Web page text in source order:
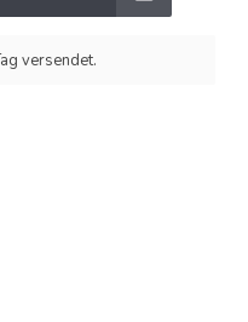
versendet.